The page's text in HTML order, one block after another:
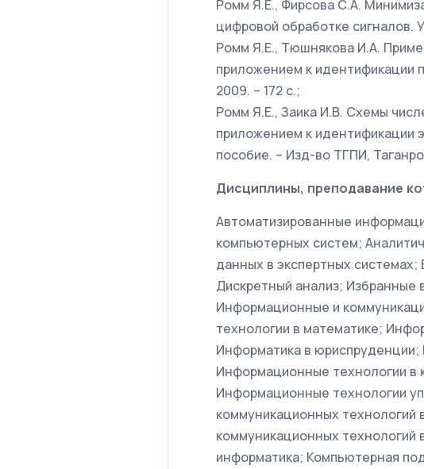
Ромм Я.Е., Фирсова С.А.
цифровой обработке сигналов.
Ромм Я.Е., Тюшнякова И.А.
приложением к идентификации
2009. – 172 с.;
Ромм Я.Е., Заика И.В. Схемы
приложением к идентификации
пособие. – Изд-во ТГПИ,
Дисциплины, преподавание
Автоматизированные
компьютерных систем;
данных в экспертных
Дискретный анализ; Избранные
Информационные и
технологии в математике;
Информатика в
Информационные технологии
Информационные технологии
коммуникационных
коммуникационных технологий
информатика; Компьютерная